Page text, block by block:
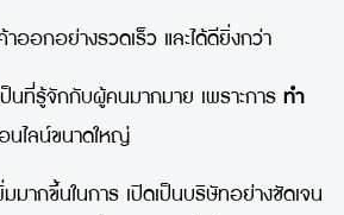
ออกอย่างรวดเร็ว และได้ดียิ่งกว่า
นที่รู้จักกับผู้คนมากมาย เพราะการ ทำ
นไลน์ขนาดใหญ่
มากขึ้นในการ เปิดเป็นบริษัทอย่างชัดเจน